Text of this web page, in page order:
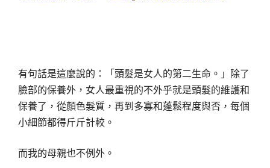
有句話是這麼說的：「頭髮是女人的第二生命。」除了
臉部的保養外，女人最重視的不外乎就是頭髮的維護和
保養了，從顏色髮質，再到多寡和蓬鬆程度與否，每個
小細節都得斤斤計較。
而我的母親也不例外。